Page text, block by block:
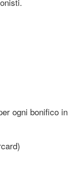
ogni bonifico in